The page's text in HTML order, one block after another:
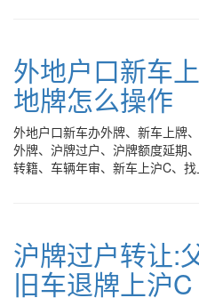
外地户口新车
地牌怎么操作
外地户口新车办外牌、新车上牌
外牌、沪牌过户、沪牌额度延期
转籍、车辆年审、新车上沪C、
沪牌过户转让:
旧车退牌上沪C